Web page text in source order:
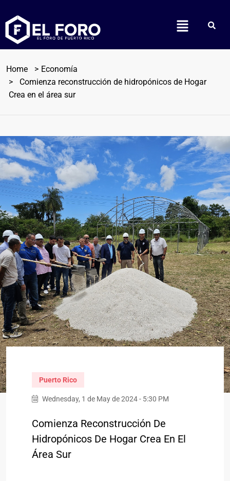
Home
Economía
Comienza reconstrucción de hidropónicos de Hogar
Crea en el área sur
Puerto Rico
Wednesday, 1 de May de 2024 - 5:30 PM
Comienza Reconstrucción De
Hidropónicos De Hogar Crea En El
Área Sur